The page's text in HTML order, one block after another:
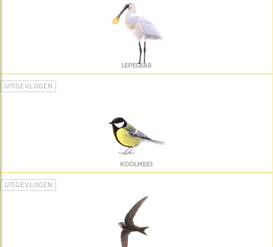
LEPELAAR
UITGEVLOGEN
KOOLMEES
UITGEVLOGEN